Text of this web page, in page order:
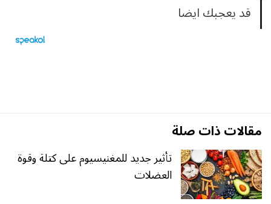
قد يعجبك ايضا
مقالات ذات صلة
تأثير جديد للمغنيسيوم على كتلة وقوة
العضلات